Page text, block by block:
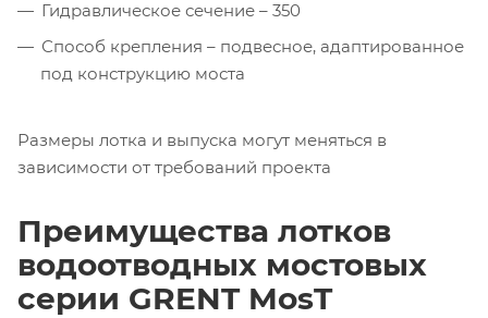
Гидравлическое сечение – 350
Способ крепления – подвесное, адаптированное
под конструкцию моста
Размеры лотка и выпуска могут меняться в
зависимости от требований проекта
Преимущества лотков
водоотводных мостовых
серии GRENT MosT